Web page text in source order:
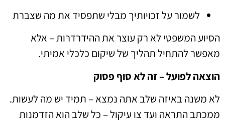
לשמור על זכויותיך מבלי שתפסיד את מה שצברת
הסיוע המשפטי לא רק עוצר את ההידרדרות – אלא
מאפשר להתחיל תהליך של שיקום כלכלי אמיתי.
הוצאה לפועל – זה לא סוף פסוק
לא משנה באיזה שלב אתה נמצא – תמיד יש מה לעשות.
ממכתב התראה ועד צו עיקול – כל שלב הוא הזדמנות